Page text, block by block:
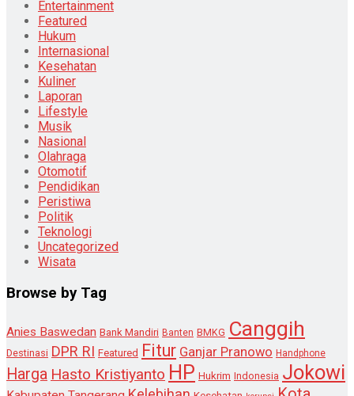
Entertainment
Featured
Hukum
Internasional
Kesehatan
Kuliner
Laporan
Lifestyle
Musik
Nasional
Olahraga
Otomotif
Pendidikan
Peristiwa
Politik
Teknologi
Uncategorized
Wisata
Browse by Tag
Anies Baswedan Bank Mandiri Banten BMKG Canggih
Destinasi DPR RI Featured Fitur Ganjar Pranowo Handphone
Harga Hasto Kristiyanto HP Hukrim Indonesia Jokowi